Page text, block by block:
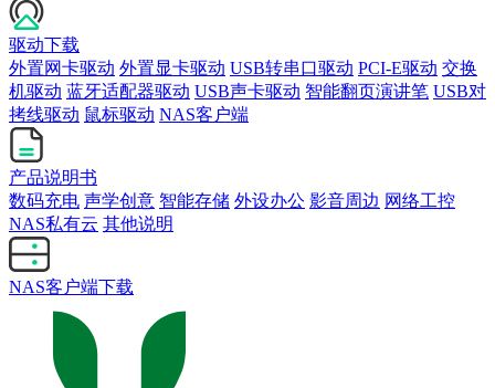
驱动下载
外置网卡驱动 外置显卡驱动 USB转串口驱动 PCI-E驱动 交换
机驱动 蓝牙适配器驱动 USB声卡驱动 智能翻页演讲笔 USB对
拷线驱动 鼠标驱动 NAS客户端
产品说明书
数码充电 声学创意 智能存储 外设办公 影音周边 网络工控
NAS私有云 其他说明
NAS客户端下载